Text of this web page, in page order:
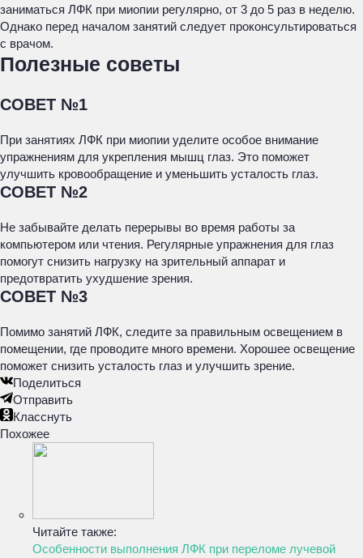
заниматься ЛФК при миопии регулярно, от 3 до 5 раз в неделю.
Однако перед началом занятий следует проконсультироваться
с врачом.
Полезные советы
СОВЕТ №1
При занятиях ЛФК при миопии уделите особое внимание
упражнениям для укрепления мышц глаз. Это поможет
улучшить кровообращение и уменьшить усталость глаз.
СОВЕТ №2
Не забывайте делать перерывы во время работы за
компьютером или чтения. Регулярные упражнения для глаз
помогут снизить нагрузку на зрительный аппарат и
предотвратить ухудшение зрения.
СОВЕТ №3
Помимо занятий ЛФК, следите за правильным освещением в
помещении, где проводите много времени. Хорошее освещение
поможет снизить усталость глаз и улучшить зрение.
Поделиться
Отправить
Класснуть
Похожее
Читайте также:
Особенности выполнения ЛФК при переломе лучевой